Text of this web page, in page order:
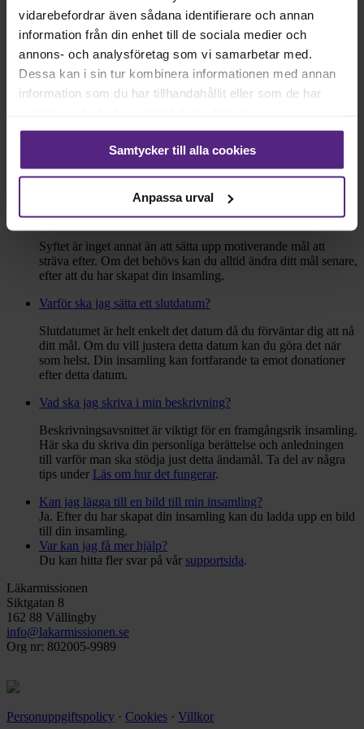
vidarebefordrar även sådana identifierare och annan
information från din enhet till de sociala medier och
annons- och analysföretag som vi samarbetar med.
Dessa kan i sin tur kombinera informationen med annan
information som du har tillhandahållit eller som de har
Samtycker till alla cookies
Anpassa urval
Slutdatum
Ett uttalat slutdatum kan skapa en känsla av att det är
brådskande och leda till snabbare åtgärder.
Genom att fortsätta godkänner jagvillkorenochintegritetspolicyn
Frågor
Varför behöver jag ett mål?
Syftet är inget annat än att sätta upp motiverande mål att
sträva efter. Om det behövs kan du alltid ändra ditt mål senare,
efter att du har skapat din insamling.
Varför ska jag sätta ett slutdatum?
Slutdatumet är helt enkelt det datum då du förväntar dig att nå
ditt mål. Om du vill justera detta datum kan du göra det när
som helst. Din insamling kan fortfarande ta emot donationer
efter detta datum.
Vad ska jag skriva i min beskrivning?
Beskrivningsavsnittet är viktigt för en framgångsrik insamling.
Här ska du skriva din personliga berättelse och anledningen
till varför man ska stödja just detta ändamål. Ta del av några
tips under Läs om hur det fungerar.
Kan jag lägga till en bild till min insamling?
Ja. Efter du har skapat din insamling kan du ladda upp en bild
till din insamling.
Var kan jag få mer hjälp?
Du kan hitta fler svar på vår supportsida.
Läkarmissionen
Siktgatan 8
162 88 Vällingby
info@lakarmissionen.se
Org nr: 802005-9989
Personuppgiftspolicy · Cookies · Villkor